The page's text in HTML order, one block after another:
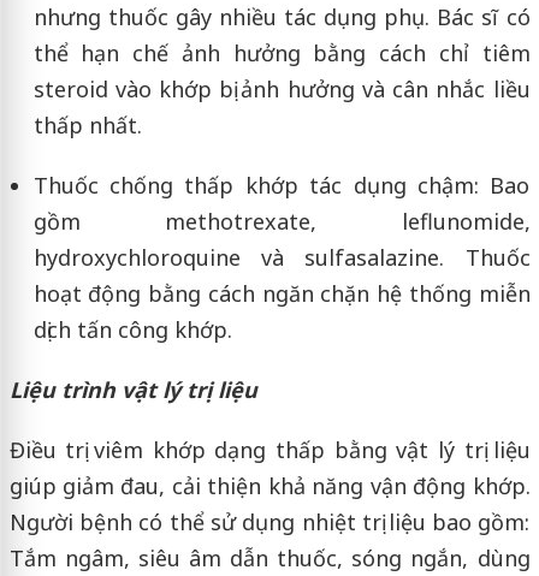
nhưng thuốc gây nhiều tác dụng phụ. Bác sĩ có
thể hạn chế ảnh hưởng bằng cách chỉ tiêm
steroid vào khớp bị ảnh hưởng và cân nhắc liều
thấp nhất.
Thuốc chống thấp khớp tác dụng chậm: Bao
gồm methotrexate, leflunomide,
hydroxychloroquine và sulfasalazine. Thuốc
hoạt động bằng cách ngăn chặn hệ thống miễn
dịch tấn công khớp.
Liệu trình vật lý trị liệu
Điều trị viêm khớp dạng thấp bằng vật lý trị liệu
giúp giảm đau, cải thiện khả năng vận động khớp.
Người bệnh có thể sử dụng nhiệt trị liệu bao gồm:
Tắm ngâm, siêu âm dẫn thuốc, sóng ngắn, dùng